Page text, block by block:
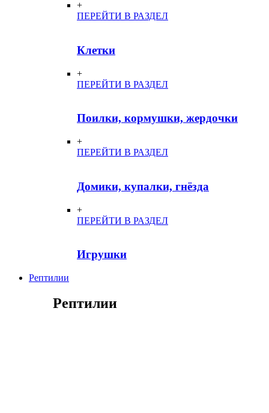
+
ПЕРЕЙТИ В РАЗДЕЛ
Клетки
+
ПЕРЕЙТИ В РАЗДЕЛ
Поилки, кормушки, жердочки
+
ПЕРЕЙТИ В РАЗДЕЛ
Домики, купалки, гнёзда
+
ПЕРЕЙТИ В РАЗДЕЛ
Игрушки
Рептилии
Рептилии